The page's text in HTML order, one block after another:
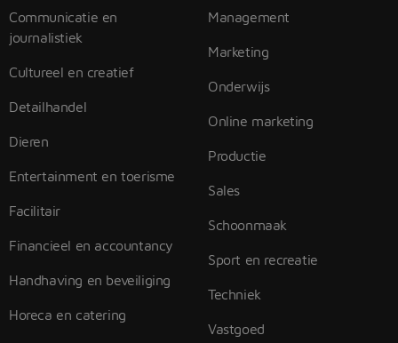
Communicatie en
journalistiek
Cultureel en creatief
Detailhandel
Dieren
Entertainment en toerisme
Facilitair
Financieel en accountancy
Handhaving en beveiliging
Horeca en catering
Management
Marketing
Onderwijs
Online marketing
Productie
Sales
Schoonmaak
Sport en recreatie
Techniek
Vastgoed